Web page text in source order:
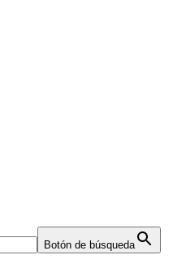
Botón de búsqueda